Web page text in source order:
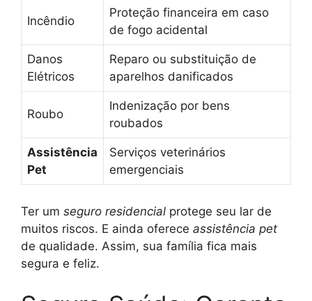
Incêndio
Proteção financeira em caso
de fogo acidental
Danos
Elétricos
Reparo ou substituição de
aparelhos danificados
Roubo
Indenização por bens
roubados
Assistência
Pet
Serviços veterinários
emergenciais
Ter um seguro residencial protege seu lar de
muitos riscos. E ainda oferece assistência pet
de qualidade. Assim, sua família fica mais
segura e feliz.